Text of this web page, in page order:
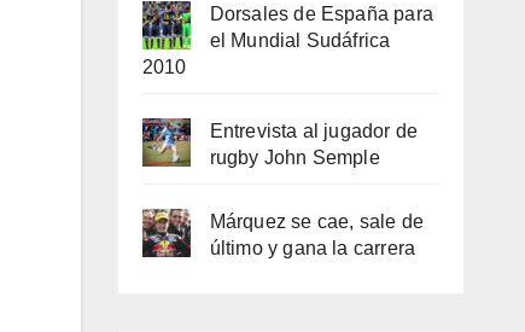
Dorsales de España para
el Mundial Sudáfrica
2010
Entrevista al jugador de
rugby John Semple
Márquez se cae, sale de
último y gana la carrera